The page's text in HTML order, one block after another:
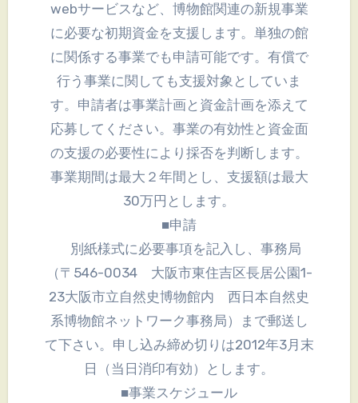
webサービスなど、博物館関連の新規事業
に必要な初期資金を支援します。単独の館
に関係する事業でも申請可能です。有償で
行う事業に関しても支援対象としていま
す。申請者は事業計画と資金計画を添えて
応募してください。事業の有効性と資金面
の支援の必要性により採否を判断します。
事業期間は最大２年間とし、支援額は最大
30万円とします。
■申請
別紙様式に必要事項を記入し、事務局
（〒546-0034 大阪市東住吉区長居公園1-
23大阪市立自然史博物館内 西日本自然史
系博物館ネットワーク事務局）まで郵送し
て下さい。申し込み締め切りは2012年3月末
日（当日消印有効）とします。
■事業スケジュール